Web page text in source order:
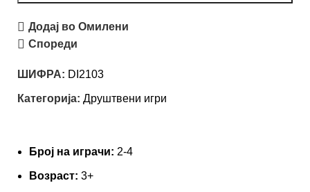
Додај во Омилени
Спореди
ШИФРА: DI2103
Категорија: Друштвени игри
Броj на играчи: 2-4
Возраст: 3+